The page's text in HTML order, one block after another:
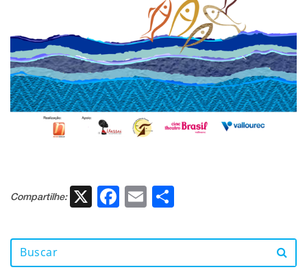
Compartilhe: X Facebook
Email